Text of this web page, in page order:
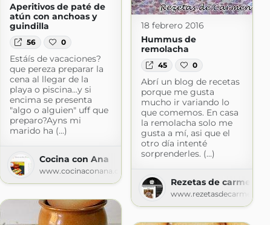
18 febrero 2016
Hummus de
remolacha
45 0
Abrí un blog de recetas
porque me gusta
mucho ir variando lo
que comemos. En casa
la remolacha solo me
gusta a mí, asi que el
otro día intenté
sorprenderles. (...)
Rezetas de carmen
Aperitivos de paté de
atún con anchoas y
guindilla
56 0
Estáís de vacaciones?
que pereza preparar la
cena al llegar de la
playa o piscina...y si
encima se presenta
"algo o alguien" uff que
preparo?Ayns mi
marido ha (...)
Cocina con Ana
www.cocinaconana.com